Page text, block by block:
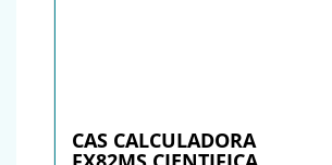
CAS CALCULADORA